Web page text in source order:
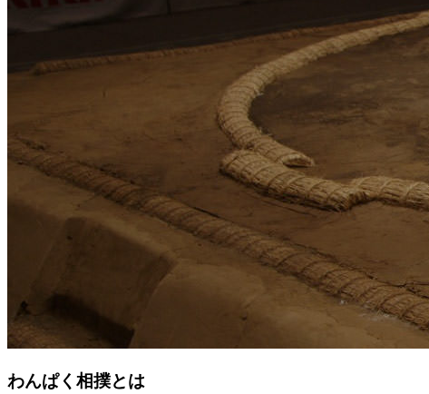
わんぱく相撲とは